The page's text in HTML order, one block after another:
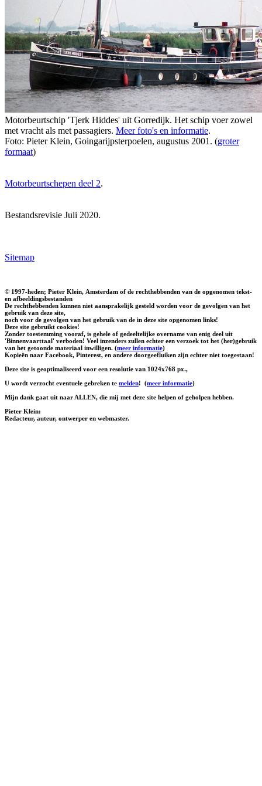
Motorbeurtschip 'Tjerk Hiddes' uit Gorredijk. Het schip voer zowel
met vracht als met passagiers. Meer foto's en informatie.
Foto: Pieter Klein, Goingarijpsterpoelen, augustus 2001. (groter
formaat)
Motorbeurtschepen deel 2.
Bestandsrevisie Juli 2020.
Sitemap
© 1997-heden; Pieter Klein, Amsterdam of de rechthebbenden van de opgenomen tekst-
en afbeeldingsbestanden
De rechthebbenden kunnen niet aansprakelijk gesteld worden voor de gevolgen van het
gebruik van deze site,
noch voor de gevolgen van het gebruik van de in deze site opgenomen links!
Deze site gebruikt cookies!
Zonder toestemming vooraf, is gehele of gedeeltelijke overname van enig deel uit
'Binnenvaarttaal' verboden! Veel inzenders zullen echter een verzoek tot het (her)gebruik
van het getoonde materiaal inwilligen. (meer informatie)
Kopieën naar Facebook, Pinterest, en andere doorgeefluiken zijn echter niet toegestaan!
Deze site is geoptimaliseerd voor een resolutie van 1024x768 px.,
U wordt verzocht eventuele gebreken te melden! (meer informatie)
Mijn dank gaat uit naar ALLEN, die mij met deze site helpen of geholpen hebben.
Pieter Klein:
Redacteur, auteur, ontwerper en webmaster.